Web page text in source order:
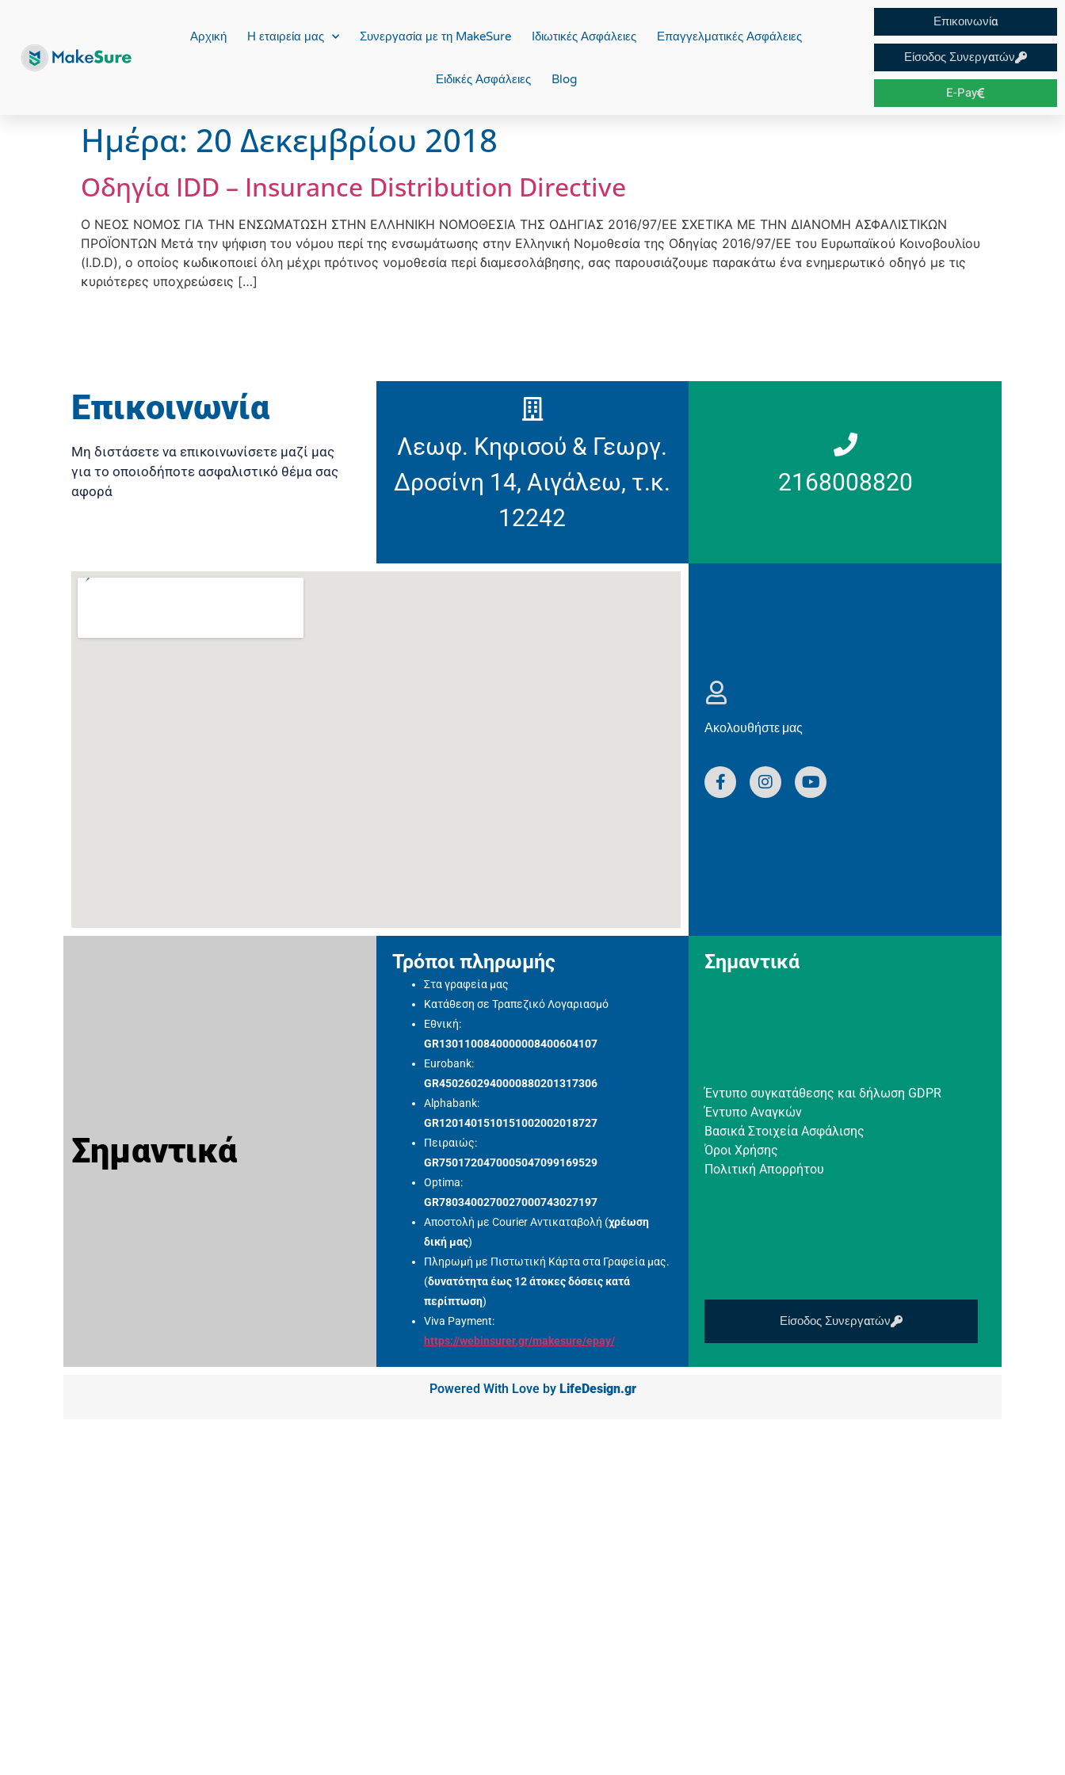
Αρχική Η εταιρεία μας Συνεργασία με τη MakeSure Ιδιωτικές Ασφάλειες Επαγγελματικές Ασφάλειες
Ειδικές Ασφάλειες Blog
Επικοινωνία
Είσοδος Συνεργατών
E-Pay
Ημέρα: 20 Δεκεμβρίου 2018
Οδηγία IDD – Insurance Distribution Directive
Ο ΝΕΟΣ ΝΟΜΟΣ ΓΙΑ ΤΗΝ ΕΝΣΩΜΑΤΩΣΗ ΣΤΗΝ ΕΛΛΗΝΙΚΗ ΝΟΜΟΘΕΣΙΑ ΤΗΣ ΟΔΗΓΙΑΣ 2016/97/ΕΕ ΣΧΕΤΙΚΑ ΜΕ ΤΗΝ ΔΙΑΝΟΜΗ ΑΣΦΑΛΙΣΤΙΚΩΝ
ΠΡΟΪΟΝΤΩΝ Μετά την ψήφιση του νόμου περί της ενσωμάτωσης στην Ελληνική Νομοθεσία της Οδηγίας 2016/97/ΕΕ του Ευρωπαϊκού Κοινοβουλίου
(Ι.D.D), ο οποίος κωδικοποιεί όλη μέχρι πρότινος νομοθεσία περί διαμεσολάβησης, σας παρουσιάζουμε παρακάτω ένα ενημερωτικό οδηγό με τις
κυριότερες υποχρεώσεις […]
Επικοινωνία
Μη διστάσετε να επικοινωνίσετε μαζί μας
για το οποιοδήποτε ασφαλιστικό θέμα σας
αφορά
Λεωφ. Κηφισού & Γεωργ.
Δροσίνη 14, Αιγάλεω, τ.κ.
12242
2168008820
Ακολουθήστε μας
Σημαντικά
Τρόποι πληρωμής
Στα γραφεία μας
Κατάθεση σε Τραπεζικό Λογαριασμό
Εθνική:
GR1301100840000008400604107
Eurobank:
GR4502602940000880201317306
Alphabank:
GR1201401510151002002018727
Πειραιώς:
GR7501720470005047099169529
Optima:
GR7803400270027000743027197
Αποστολή με Courier Αντικαταβολή (χρέωση
δική μας)
Πληρωμή με Πιστωτική Κάρτα στα Γραφεία μας.
(δυνατότητα έως 12 άτοκες δόσεις κατά
περίπτωση)
Viva Payment:
https://webinsurer.gr/makesure/epay/
Σημαντικά
Έντυπο συγκατάθεσης και δήλωση GDPR
Έντυπο Αναγκών
Βασικά Στοιχεία Ασφάλισης
Όροι Χρήσης
Πολιτική Απορρήτου
Είσοδος Συνεργατών
Powered With Love by LifeDesign.gr